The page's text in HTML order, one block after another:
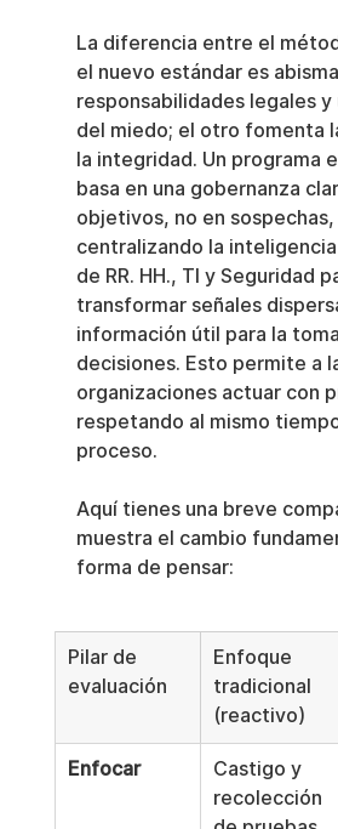
La diferencia entre el
el nuevo estándar es
responsabilidades legales y
del miedo; el otro fomenta
la integridad. Un programa
basa en una gobernanza
objetivos, no en sospechas,
centralizando la
de RR. HH., TI y Seguridad
transformar señales
información útil para la
decisiones. Esto permite a
organizaciones actuar con
respetando al mismo
proceso.
Aquí tienes una breve
muestra el cambio
forma de pensar:
Pilar de
evaluación
Enfoque
tradicional
(reactivo)
Enfocar
Castigo y
recolección